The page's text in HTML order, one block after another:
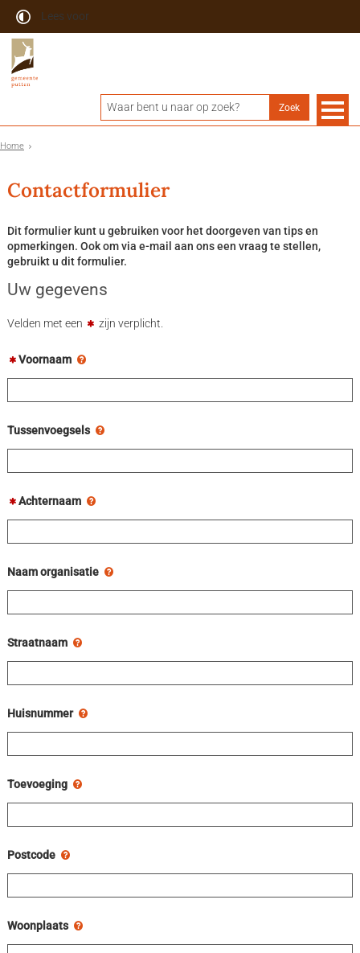
Lees voor
Home
Contactformulier
Dit formulier kunt u gebruiken voor het doorgeven van tips en
opmerkingen. Ook om via e-mail aan ons een vraag te stellen,
gebruikt u dit formulier.
Uw gegevens
Velden met een zijn verplicht.
Voornaam
Tussenvoegsels
Achternaam
Naam organisatie
Straatnaam
Huisnummer
Toevoeging
Postcode
Woonplaats